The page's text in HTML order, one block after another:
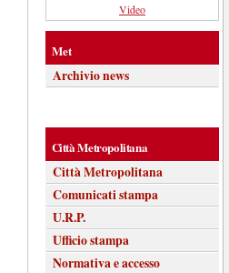
Video
Met
Archivio news
Città Metropolitana
Città Metropolitana
Comunicati stampa
U.R.P.
Ufficio stampa
Normativa e accesso